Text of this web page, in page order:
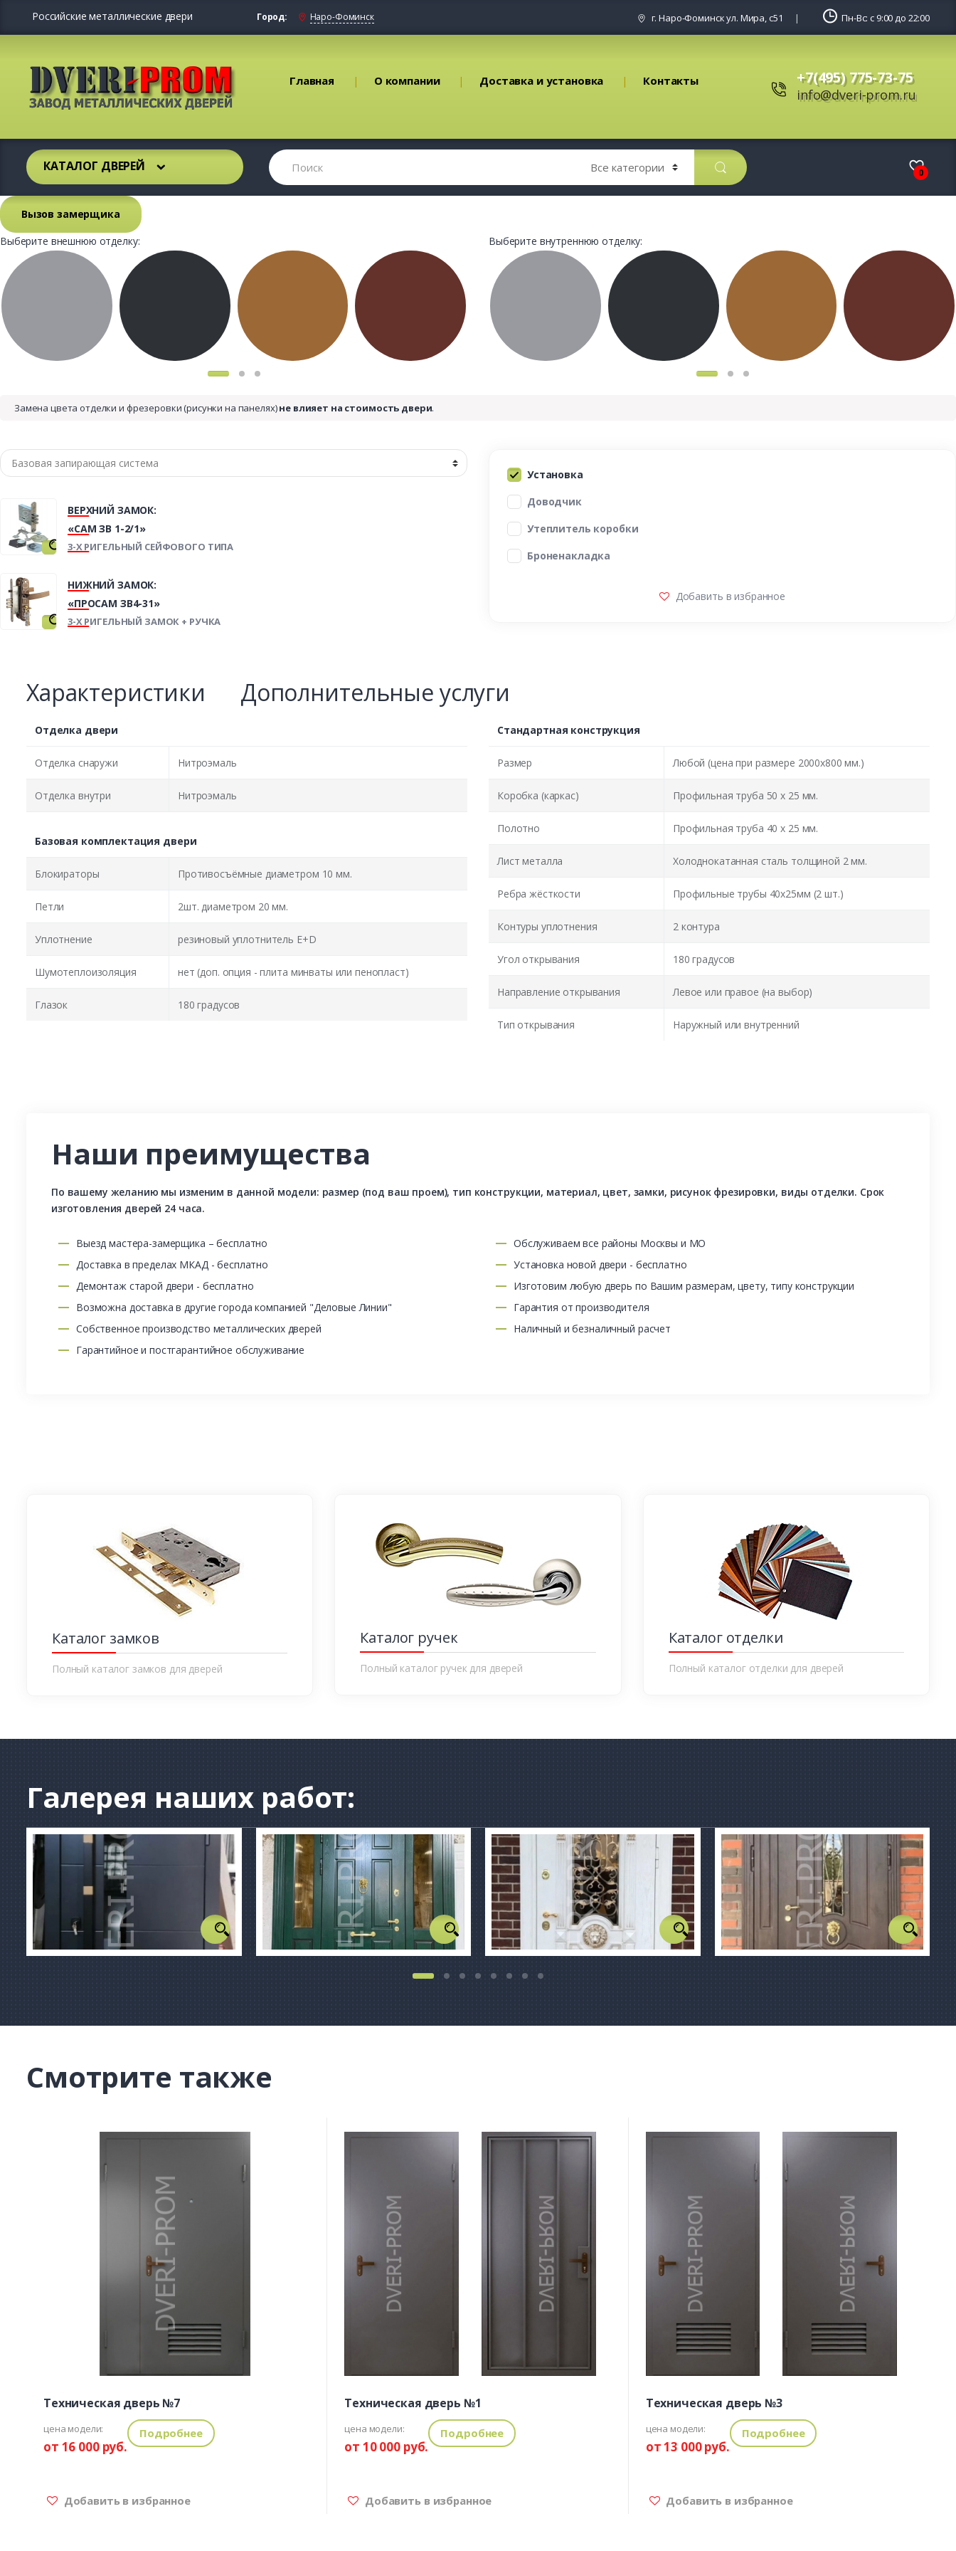
Российские металлические двери Город: Наро-Фоминск г. Наро-Фоминск ул. Мира, с51 Пн-Вс: с 9:00 до 22:00
Главная О компании Доставка и установка Контакты +7(495) 775-73-75
info@dveri-prom.ru
КАТАЛОГ ДВЕРЕЙ 0
Вызов замерщика
Выберите внешнюю отделку:
Выберите внутреннюю отделку:
Замена цвета отделки и фрезеровки (рисунки на панелях)не влияет на стоимость двери.
ВЕРХНИЙ ЗАМОК:
«САМ ЗВ 1-2/1»
3-Х РИГЕЛЬНЫЙ СЕЙФОВОГО ТИПА
НИЖНИЙ ЗАМОК:
«ПРОСАМ ЗВ4-31»
3-Х РИГЕЛЬНЫЙ ЗАМОК + РУЧКА
Установка
Доводчик
Утеплитель коробки
Броненакладка
Добавить в избранное
Характеристики Дополнительные услуги
Отделка двери
Отделка снаружи Нитроэмаль
Отделка внутри Нитроэмаль
Базовая комплектация двери
Блокираторы Противосъёмные диаметром 10 мм.
Петли 2шт. диаметром 20 мм.
Уплотнение резиновый уплотнитель E+D
Шумотеплоизоляция нет (доп. опция - плита минваты или пенопласт)
Глазок 180 градусов
Стандартная конструкция
Размер Любой (цена при размере 2000x800 мм.)
Коробка (каркас) Профильная труба 50 х 25 мм.
Полотно Профильная труба 40 х 25 мм.
Лист металла Холоднокатанная сталь толщиной 2 мм.
Ребра жёсткости Профильные трубы 40х25мм (2 шт.)
Контуры уплотнения 2 контура
Угол открывания 180 градусов
Направление открывания Левое или правое (на выбор)
Тип открывания Наружный или внутренний
Наши преимущества
По вашему желанию мы изменим в данной модели: размер (под ваш проем), тип конструкции, материал, цвет, замки, рисунок фрезировки, виды отделки. Срок
изготовления дверей 24 часа.
Выезд мастера-замерщика – бесплатно
Доставка в пределах МКАД - бесплатно
Демонтаж старой двери - бесплатно
Возможна доставка в другие города компанией "Деловые Линии"
Собственное производство металлических дверей
Гарантийное и постгарантийное обслуживание
Обслуживаем все районы Москвы и МО
Установка новой двери - бесплатно
Изготовим любую дверь по Вашим размерам, цвету, типу конструкции
Гарантия от производителя
Наличный и безналичный расчет
Каталог замков
Полный каталог замков для дверей
Каталог ручек
Полный каталог ручек для дверей
Каталог отделки
Полный каталог отделки для дверей
Галерея наших работ:
Смотрите также
Техническая дверь №7
цена модели:
от 16 000 руб.
Подробнее
Добавить в избранное
Техническая дверь №1
цена модели:
от 10 000 руб.
Подробнее
Добавить в избранное
Техническая дверь №3
цена модели:
от 13 000 руб.
Подробнее
Добавить в избранное